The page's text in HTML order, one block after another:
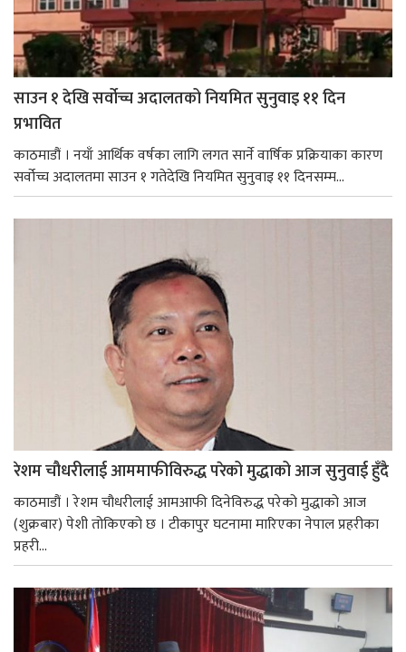
साउन १ देखि सर्वोच्च अदालतको नियमित सुनुवाइ ११ दिन
प्रभावित
काठमाडौं । नयाँ आर्थिक वर्षका लागि लगत सार्ने वार्षिक प्रक्रियाका कारण
सर्वोच्च अदालतमा साउन १ गतेदेखि नियमित सुनुवाइ ११ दिनसम्म...
रेशम चौधरीलाई आममाफीविरुद्ध परेको मुद्धाको आज सुनुवाई हुँदै
काठमाडौं । रेशम चौधरीलाई आमआफी दिनेविरुद्ध परेको मुद्धाको आज
(शुक्रबार) पेशी तोकिएको छ । टीकापुर घटनामा मारिएका नेपाल प्रहरीका
प्रहरी...